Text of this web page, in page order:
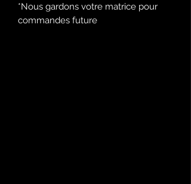
*Nous gardons votre matrice pour
commandes future